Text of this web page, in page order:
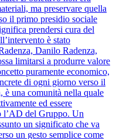
ma preservare quella
il primo presidio sociale
prendersi cura del
è stato
Danilo Radenza,
limitarsi a produrre valore
puramente economico,
di ogni giorno verso il
è una comunità nella quale
ed essere
l’AD del Gruppo. Un
un significato che va
un gesto semplice come